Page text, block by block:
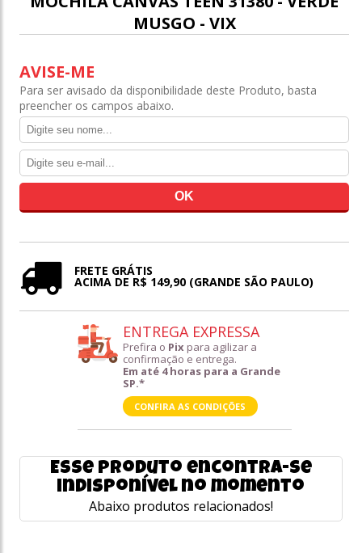
MUSGO - VIX
AVISE-ME
Para ser avisado da disponibilidade deste Produto, basta
preencher os campos abaixo.
FRETE GRÁTIS
ACIMA DE R$ 149,90 (GRANDE SÃO PAULO)
ENTREGA EXPRESSA
Prefira o Pix para agilizar a
confirmação e entrega.
Em até 4 horas para a Grande
SP.*
CONFIRA AS CONDIÇÕES
Esse produto encontra-se
indisponível no momento
Abaixo produtos relacionados!